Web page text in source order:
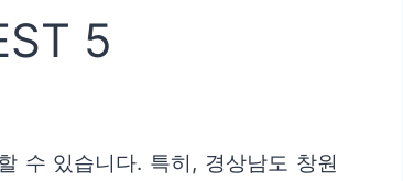
5
수 있습니다. 특히, 경상남도 창원